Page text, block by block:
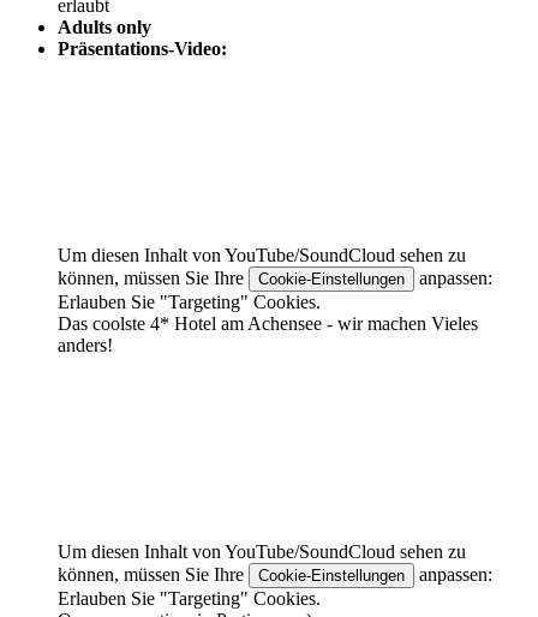
erlaubt
Adults only
Präsentations-Video:
Um diesen Inhalt von YouTube/SoundCloud sehen zu
können, müssen Sie Ihre
Cookie-Einstellungen
anpassen:
Erlauben Sie "Targeting" Cookies.
Das coolste 4* Hotel am Achensee - wir machen Vieles
anders!
Um diesen Inhalt von YouTube/SoundCloud sehen zu
können, müssen Sie Ihre
Cookie-Einstellungen
anpassen:
Erlauben Sie "Targeting" Cookies.